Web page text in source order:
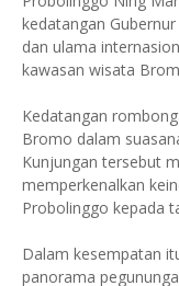
kedatangan
dan ulama
kawasan wisata
Kedatangan
Bromo dalam
Kunjungan tersebut
memperkenalkan
Probolinggo kepada
Dalam kesempatan
panorama